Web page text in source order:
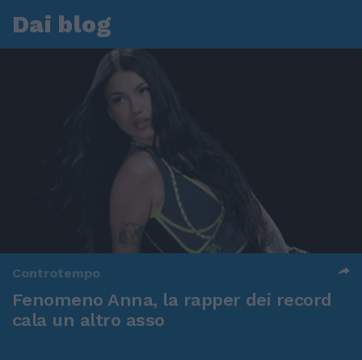
Dai blog
Controtempo
Fenomeno Anna, la rapper dei record
cala un altro asso